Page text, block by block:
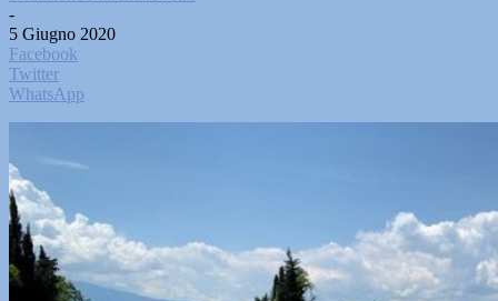
-
5 Giugno 2020
Facebook
Twitter
WhatsApp